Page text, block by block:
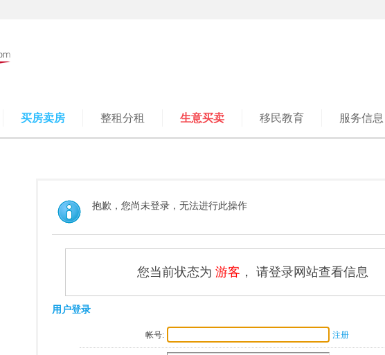
买房卖房 整租分租 生意买卖 移民教育 服务信息
抱歉，您尚未登录，无法进行此操作
您当前状态为 游客 ， 请登录网站查看信息
用户登录
帐号: 注册